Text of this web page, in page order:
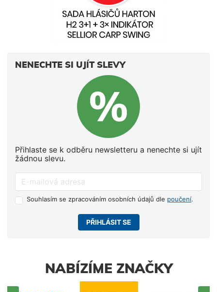
NENECHTE SI UJÍT SLEVY
Přihlaste se k odběru newsletteru a nenechte si ujít
žádnou slevu.
Souhlasím se zpracováním osobních údajů dle poučení.
PŘIHLÁSIT SE
NABÍZÍME ZNAČKY